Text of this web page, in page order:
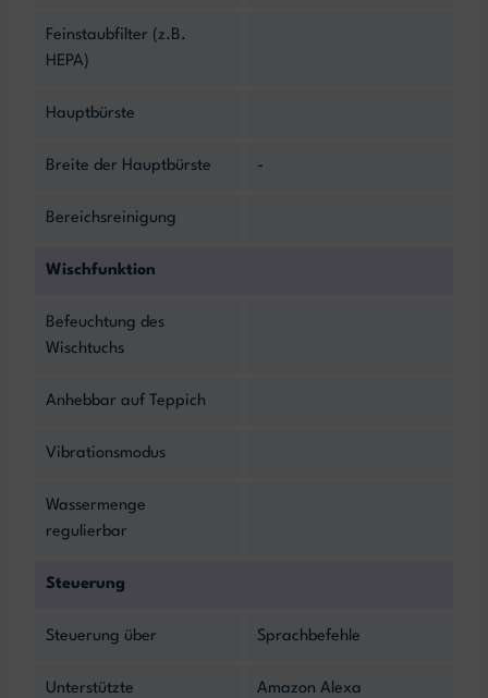
Feinstaubfilter (z.B.
HEPA)
Hauptbürste
Breite der Hauptbürste -
Bereichsreinigung
Wischfunktion
Befeuchtung des
Wischtuchs
Anhebbar auf Teppich
Vibrationsmodus
Wassermenge
regulierbar
Steuerung
Steuerung über Sprachbefehle
Unterstützte
Amazon Alexa